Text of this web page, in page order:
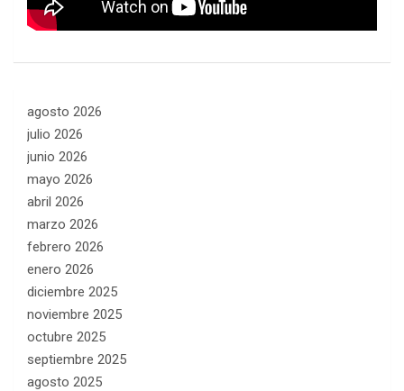
agosto 2026
julio 2026
junio 2026
mayo 2026
abril 2026
marzo 2026
febrero 2026
enero 2026
diciembre 2025
noviembre 2025
octubre 2025
septiembre 2025
agosto 2025